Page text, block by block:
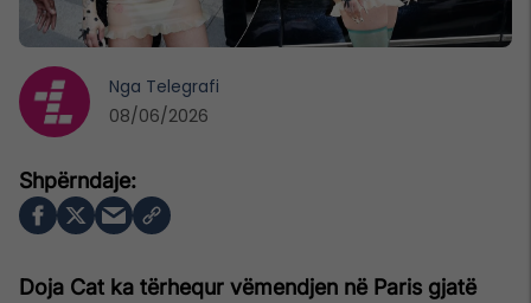
Doja Cat ka tërhequr vëmendjen në Paris gjatë
Nga Telegrafi
08/06/2026